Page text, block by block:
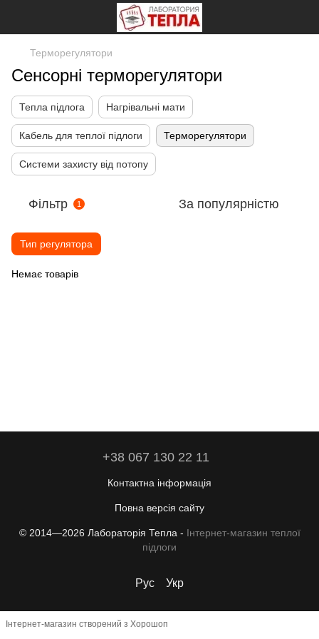
Терморегулятори
Сенсорні терморегулятори
Тепла підлога Нагрівальні мати
Кабель для теплої підлоги Терморегулятори
Системи захисту від потопу
Фільтр 1 За популярністю
Тип регулятора
Немає товарів
+38 067 130 22 11
Контактна інформація
Повна версія сайту
© 2014—2026 Лабораторія Тепла - Інтернет-магазин теплої
підлоги
Рус Укр
Інтернет-магазин створений з Хорошоп